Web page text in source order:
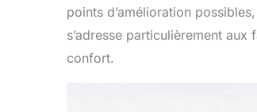
points d’amélioration
s’adresse particulièrement
confort.